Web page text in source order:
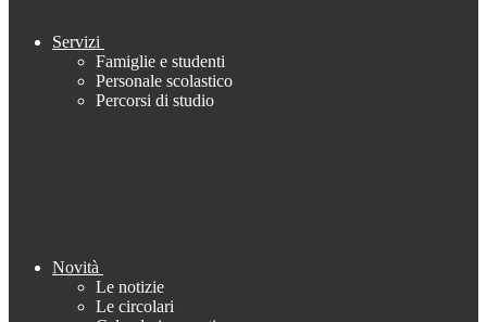
Servizi
Famiglie e studenti
Personale scolastico
Percorsi di studio
Novità
Le notizie
Le circolari